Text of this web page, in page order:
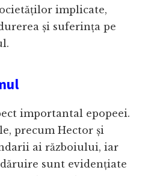
implicate,
și suferința pe
importantal epopeei.
precum Hector și
ai războiului, iar
sunt evidențiate